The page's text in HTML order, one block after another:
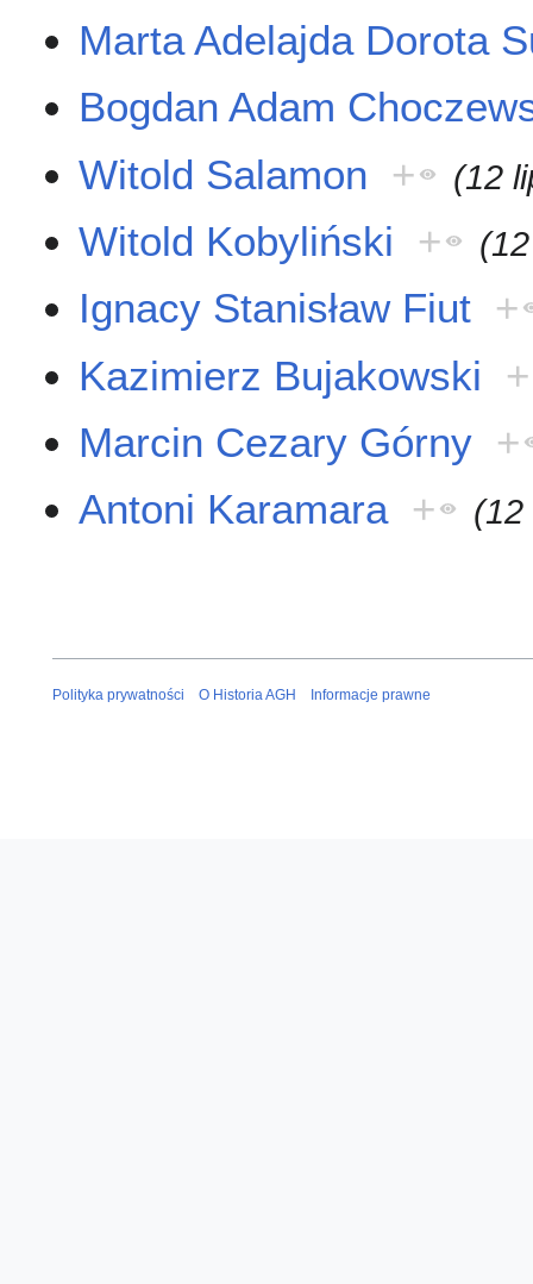
Marta Adelajda Dorota
Bogdan Adam
Witold Salamon + (12
Witold Kobyliński +
Ignacy Stanisław Fiut +
Kazimierz Bujakowski
+
Marcin Cezary Górny +
Antoni Karamara + (12
Polityka prywatności O Historia AGH Informacje prawne